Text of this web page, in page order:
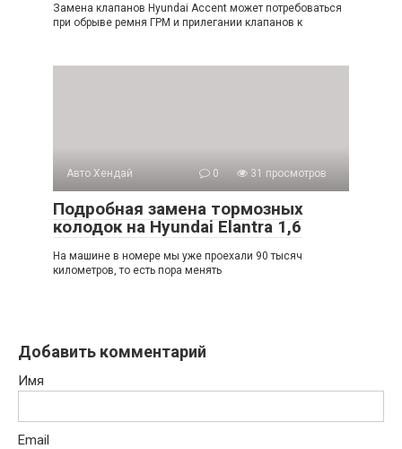
Замена клапанов Hyundai Accent может потребоваться
при обрыве ремня ГРМ и прилегании клапанов к
Авто Хендай 0 31 просмотров
Подробная замена тормозных
колодок на Hyundai Elantra 1,6
На машине в номере мы уже проехали 90 тысяч
километров, то есть пора менять
Добавить комментарий
Имя
Email